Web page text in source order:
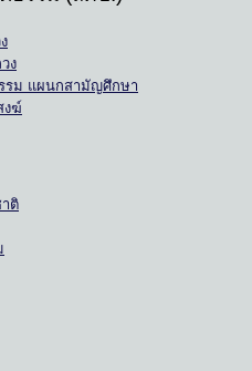
ง
รม แผนกสามัญศึกษา
งฆ์
ติ